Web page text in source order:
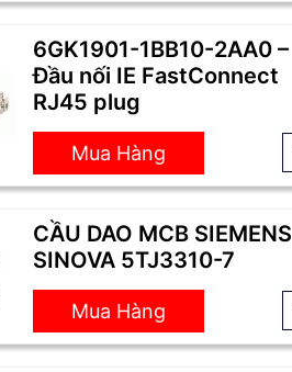
6GK1901-1BB10-2AA0 –
Đầu nối IE FastConnect
RJ45 plug
Mua Hàng
CẦU DAO MCB SIEMENS
SINOVA 5TJ3310-7
Mua Hàng